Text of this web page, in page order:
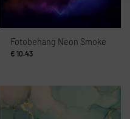
Fotobehang Neon Smoke
€ 10.43